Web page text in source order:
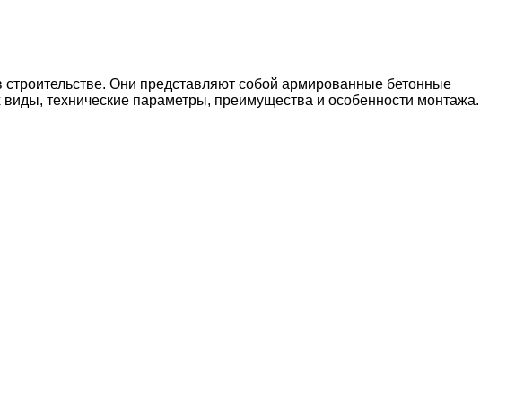
Они представляют собой армированные бетонные
технические параметры, преимущества и особенности монтажа.